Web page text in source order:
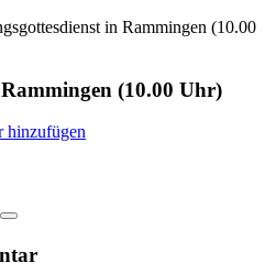
in Rammingen (10.00
(10.00 Uhr)
hinzufügen